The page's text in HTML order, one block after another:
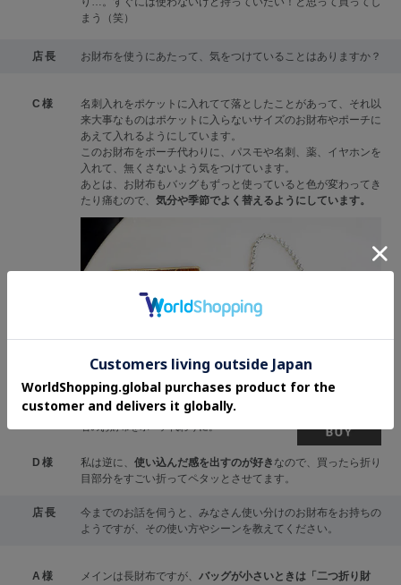
まう（笑）
店長 お財布を使うにあたって、気をつけていることはありますか？
C様
名刺入れをポケットに入れてて落としたことがあって、それ以
来大事なものはポケットに入らないサイズのお財布やポーチに
あえて入れるようにしています。
このお財布をポーチ代わりに、パスモや名刺、薬、イヤホンを
入れて、無くさないよう気をつけています。
あとは、お財布もバッグもずっと使っていると色が変わってき
たり痛むので、 気分や季節でよく替えるようにしています。
D様 私は逆に、 使い込んだ感を出すのが好き なので、買ったら折り
目部分をすごい折ってペタッとさせてます。
店長
今までのお話を伺うと、みなさん使い分けのお財布をお持ちの
ようですが、その使い方やシーンを教えてください。
A様 メインは長財布ですが、 バッグが小さいときは「二つ折り財